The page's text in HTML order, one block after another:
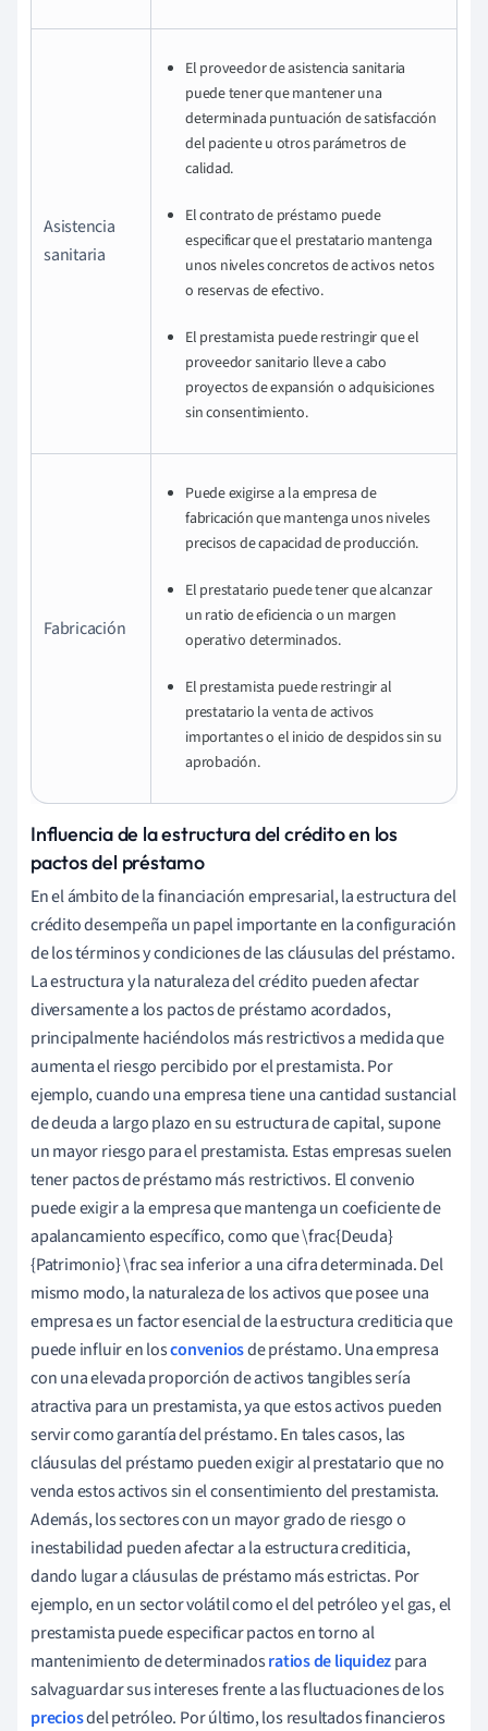
Asistencia
sanitaria
El proveedor de asistencia sanitaria
puede tener que mantener una
determinada puntuación de satisfacción
del paciente u otros parámetros de
calidad.
El contrato de préstamo puede
especificar que el prestatario mantenga
unos niveles concretos de activos netos
o reservas de efectivo.
El prestamista puede restringir que el
proveedor sanitario lleve a cabo
proyectos de expansión o adquisiciones
sin consentimiento.
Fabricación
Puede exigirse a la empresa de
fabricación que mantenga unos niveles
precisos de capacidad de producción.
El prestatario puede tener que alcanzar
un ratio de eficiencia o un margen
operativo determinados.
El prestamista puede restringir al
prestatario la venta de activos
importantes o el inicio de despidos sin su
aprobación.
Influencia de la estructura del crédito en los
pactos del préstamo
En el ámbito de la financiación empresarial, la estructura del
crédito desempeña un papel importante en la configuración
de los términos y condiciones de las cláusulas del préstamo.
La estructura y la naturaleza del crédito pueden afectar
diversamente a los pactos de préstamo acordados,
principalmente haciéndolos más restrictivos a medida que
aumenta el riesgo percibido por el prestamista. Por
ejemplo, cuando una empresa tiene una cantidad sustancial
de deuda a largo plazo en su estructura de capital, supone
un mayor riesgo para el prestamista. Estas empresas suelen
tener pactos de préstamo más restrictivos. El convenio
puede exigir a la empresa que mantenga un coeficiente de
apalancamiento específico, como que \frac{Deuda}
{Patrimonio} \frac sea inferior a una cifra determinada. Del
mismo modo, la naturaleza de los activos que posee una
empresa es un factor esencial de la estructura crediticia que
puede influir en losconveniosde préstamo. Una empresa
con una elevada proporción de activos tangibles sería
atractiva para un prestamista, ya que estos activos pueden
servir como garantía del préstamo. En tales casos, las
cláusulas del préstamo pueden exigir al prestatario que no
venda estos activos sin el consentimiento del prestamista.
Además, los sectores con un mayor grado de riesgo o
inestabilidad pueden afectar a la estructura crediticia,
dando lugar a cláusulas de préstamo más estrictas. Por
ejemplo, en un sector volátil como el del petróleo y el gas, el
prestamista puede especificar pactos en torno al
mantenimiento de determinadosratios de liquidezpara
salvaguardar sus intereses frente a las fluctuaciones de los
preciosdel petróleo. Por último, los resultados financieros